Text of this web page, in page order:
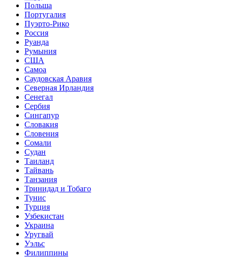
Польша
Португалия
Пуэрто-Рико
Россия
Руанда
Румыния
США
Самоа
Саудовская Аравия
Северная Ирландия
Сенегал
Сербия
Сингапур
Словакия
Словения
Сомали
Судан
Таиланд
Тайвань
Танзания
Тринидад и Тобаго
Тунис
Турция
Узбекистан
Украина
Уругвай
Уэльс
Филиппины